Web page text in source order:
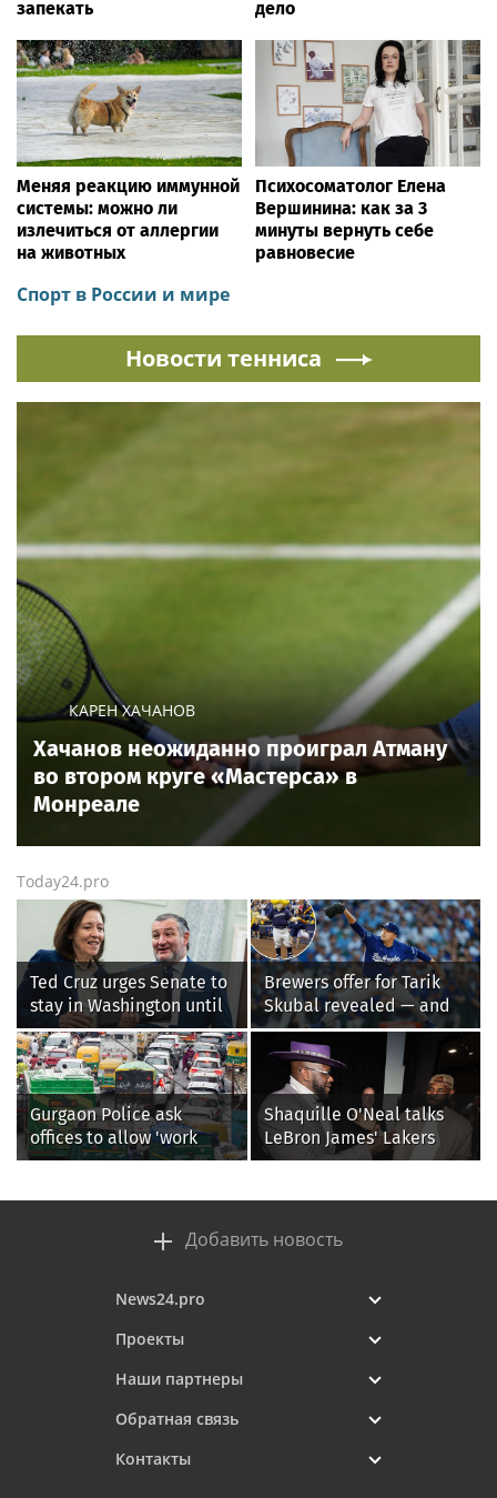
запекать
дело
Меняя реакцию иммунной
системы: можно ли
излечиться от аллергии
на животных
Психосоматолог Елена
Вершинина: как за 3
минуты вернуть себе
равновесие
Спорт в России и мире
Новости тенниса
КАРЕН ХАЧАНОВ
Хачанов неожиданно проиграл Атману
во втором круге «Мастерса» в
Монреале
Today24.pro
Ted Cruz urges Senate to
stay in Washington until
Protect College Sports
Act passes this week
Brewers offer for Tarik
Skubal revealed — and
it’s better than the
Dodgers
Gurgaon Police ask
offices to allow 'work
from home' as heavy rain
Shaquille O'Neal talks
LeBron James' Lakers
legacy, why his new 76ers
'dangerous'
Добавить новость
News24.pro
Проекты
Наши партнеры
Обратная связь
Контакты